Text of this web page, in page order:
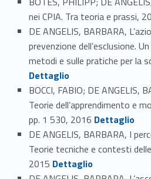
nei CPIA. Tra teoria e prassi,
DE ANGELIS, BARBARA,
prevenzione dell’esclusione.
metodi e sulle pratiche per la
Dettaglio
BOCCI, FABIO; DE ANGELIS,
Teorie dell’apprendimento e
pp. 1 530, 2016 Link identifier #identifier_person_157816-37
Dettaglio
DE ANGELIS, BARBARA, I
Teorie tecniche e contesti
2015 Link identifier #identifier_person_160235-38
Dettaglio